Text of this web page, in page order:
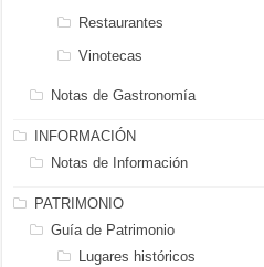
Restaurantes
Vinotecas
Notas de Gastronomía
INFORMACIÓN
Notas de Información
PATRIMONIO
Guía de Patrimonio
Lugares históricos